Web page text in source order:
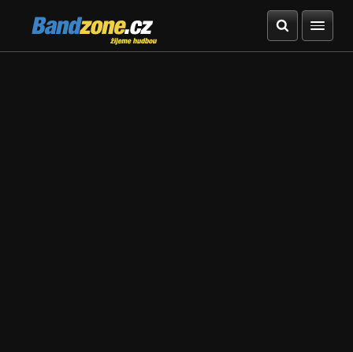
Bandzone.cz
žijeme hudbou